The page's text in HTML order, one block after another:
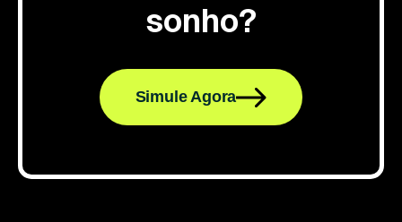
sonho?
Simule Agora